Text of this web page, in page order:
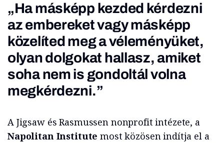
„Ha másképp kezded kérdezni
az embereket vagy másképp
közelíted meg a véleményüket,
olyan dolgokat hallasz, amiket
soha nem is gondoltál volna
megkérdezni.”
A Jigsaw és Rasmussen nonprofit intézete, a
Napolitan Institute most közösen indítja el a